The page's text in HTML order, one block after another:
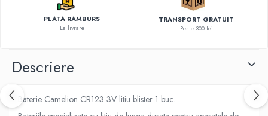
PLATA RAMBURS
La livrare
TRANSPORT GRATUIT
Peste 300 lei
Descriere
Baterie Camelion CR123 3V litiu blister 1 buc.